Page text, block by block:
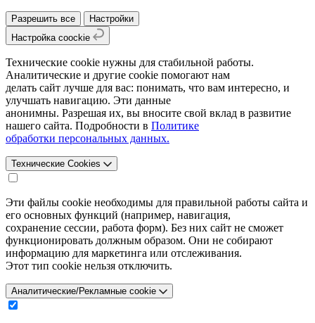
Разрешить все
Настройки
Настройка coockie
Технические cookie нужны для стабильной работы.
Аналитические и другие cookie помогают нам
делать сайт лучше для вас: понимать, что вам интересно, и
улучшать навигацию. Эти данные
анонимны. Разрешая их, вы вносите свой вклад в развитие
нашего сайта. Подробности в Политике
обработки персональных данных.
Технические Cookies
Эти файлы cookie необходимы для правильной работы сайта и
его основных функций (например, навигация,
сохранение сессии, работа форм). Без них сайт не сможет
функционировать должным образом. Они не собирают
информацию для маркетинга или отслеживания.
Этот тип cookie нельзя отключить.
Аналитические/Рекламные cookie